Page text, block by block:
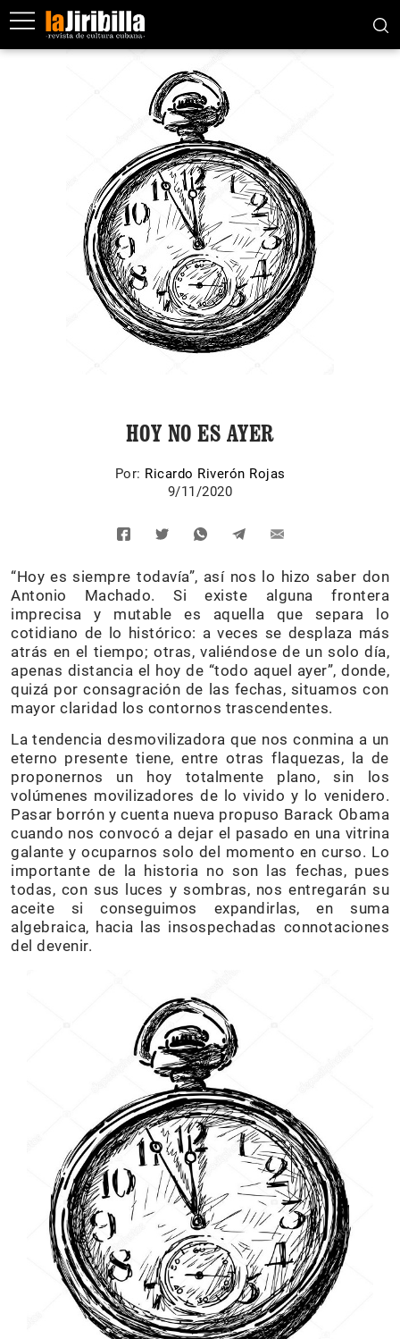
HOY NO ES AYER
Por: Ricardo Riverón Rojas
9/11/2020
“Hoy es siempre todavía”, así nos lo hizo saber don
Antonio Machado. Si existe alguna frontera
imprecisa y mutable es aquella que separa lo
cotidiano de lo histórico: a veces se desplaza más
atrás en el tiempo; otras, valiéndose de un solo día,
apenas distancia el hoy de “todo aquel ayer”, donde,
quizá por consagración de las fechas, situamos con
mayor claridad los contornos trascendentes.
La tendencia desmovilizadora que nos conmina a un
eterno presente tiene, entre otras flaquezas, la de
proponernos un hoy totalmente plano, sin los
volúmenes movilizadores de lo vivido y lo venidero.
Pasar borrón y cuenta nueva propuso Barack Obama
cuando nos convocó a dejar el pasado en una vitrina
galante y ocuparnos solo del momento en curso. Lo
importante de la historia no son las fechas, pues
todas, con sus luces y sombras, nos entregarán su
aceite si conseguimos expandirlas, en suma
algebraica, hacia las insospechadas connotaciones
del devenir.